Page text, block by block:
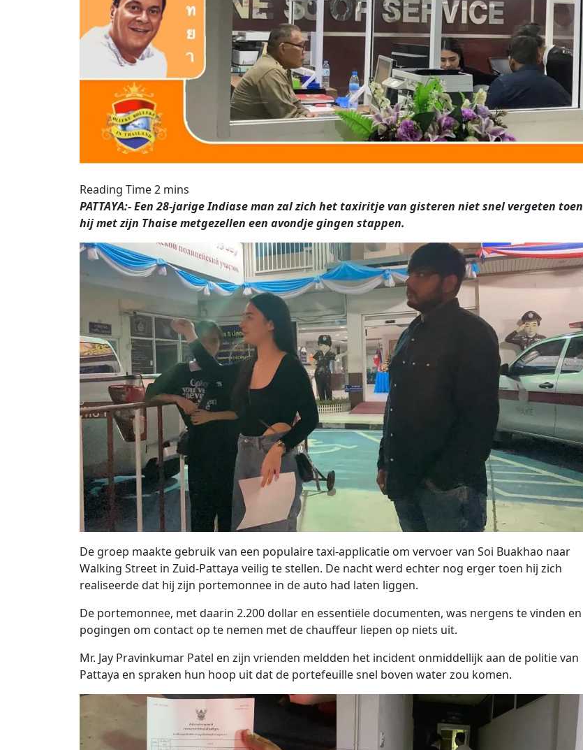
PATTAYA:- Een 28-jarige Indiase man zal zich het taxiritje van gisteren niet snel vergeten toen
hij met zijn Thaise metgezellen een avondje gingen stappen.
De groep maakte gebruik van een populaire taxi-applicatie om vervoer van Soi Buakhao naar
Walking Street in Zuid-Pattaya veilig te stellen. De nacht werd echter nog erger toen hij zich
realiseerde dat hij zijn portemonnee in de auto had laten liggen.
De portemonnee, met daarin 2.200 dollar en essentiële documenten, was nergens te vinden en
pogingen om contact op te nemen met de chauffeur liepen op niets uit.
Mr. Jay Pravinkumar Patel en zijn vrienden meldden het incident onmiddellijk aan de politie van
Pattaya en spraken hun hoop uit dat de portefeuille snel boven water zou komen.